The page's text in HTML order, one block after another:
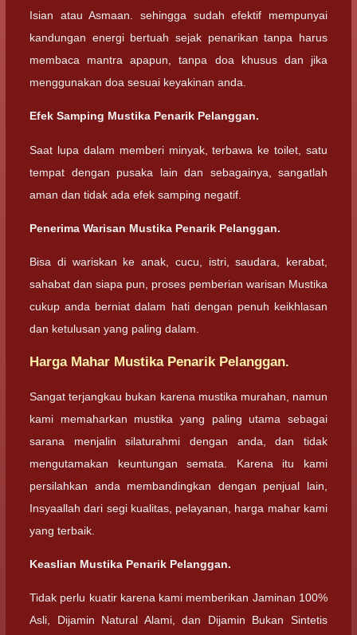
Isian atau Asmaan. sehingga sudah efektif mempunyai
kandungan energi bertuah sejak penarikan tanpa harus
membaca mantra apapun, tanpa doa khusus dan jika
menggunakan doa sesuai keyakinan anda.
Efek Samping Mustika Penarik Pelanggan.
Saat lupa dalam memberi minyak, terbawa ke toilet, satu
tempat dengan pusaka lain dan sebagainya, sangatlah
aman dan tidak ada efek samping negatif.
Penerima Warisan Mustika Penarik Pelanggan.
Bisa di wariskan ke anak, cucu, istri, saudara, kerabat,
sahabat dan siapa pun, proses pemberian warisan Mustika
cukup anda berniat dalam hati dengan penuh keikhlasan
dan ketulusan yang paling dalam.
Harga Mahar Mustika Penarik Pelanggan.
Sangat terjangkau bukan karena mustika murahan, namun
kami memaharkan mustika yang paling utama sebagai
sarana menjalin silaturahmi dengan anda, dan tidak
mengutamakan keuntungan semata. Karena itu kami
persilahkan anda membandingkan dengan penjual lain,
Insyaallah dari segi kualitas, pelayanan, harga mahar kami
yang terbaik.
Keaslian Mustika Penarik Pelanggan.
Tidak perlu kuatir karena kami memberikan Jaminan 100%
Asli, Dijamin Natural Alami, dan Dijamin Bukan Sintetis